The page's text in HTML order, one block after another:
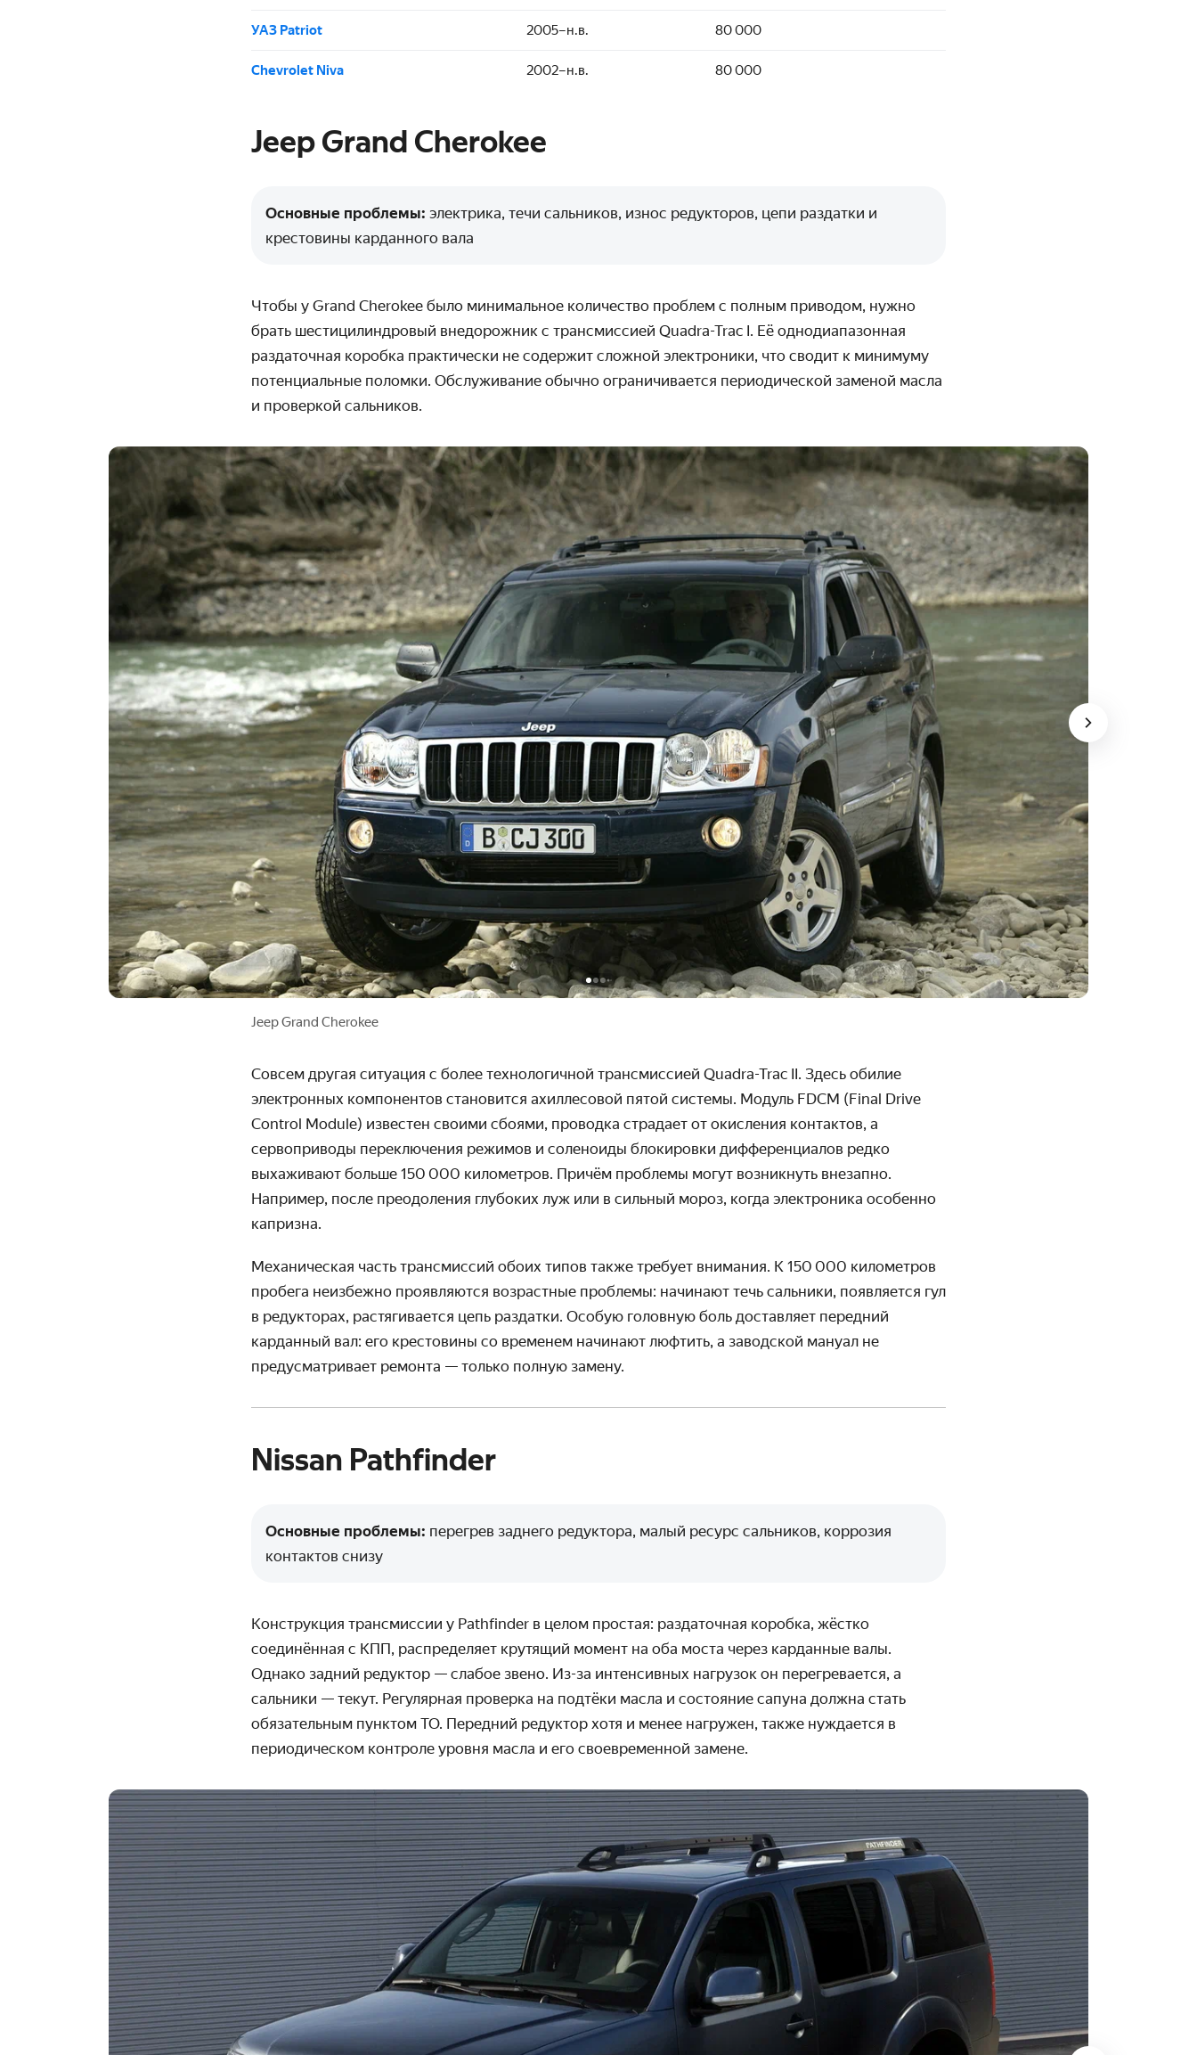
УАЗ Patriot 2005–н.в. 80 000
Chevrolet Niva 2002–н.в. 80 000
Jeep Grand Cherokee
Основные проблемы: электрика, течи сальников, износ редукторов, цепи раздатки и
крестовины карданного вала
Чтобы у Grand Cherokee было минимальное количество проблем с полным приводом, нужно
брать шестицилиндровый внедорожник с трансмиссией Quadra-Trac I. Её однодиапазонная
раздаточная коробка практически не содержит сложной электроники, что сводит к минимуму
потенциальные поломки. Обслуживание обычно ограничивается периодической заменой масла
и проверкой сальников.
Jeep Grand Cherokee
Совсем другая ситуация с более технологичной трансмиссией Quadra-Trac II. Здесь обилие
электронных компонентов становится ахиллесовой пятой системы. Модуль FDCM (Final Drive
Control Module) известен своими сбоями, проводка страдает от окисления контактов, а
сервоприводы переключения режимов и соленоиды блокировки дифференциалов редко
выхаживают больше 150 000 километров. Причём проблемы могут возникнуть внезапно.
Например, после преодоления глубоких луж или в сильный мороз, когда электроника особенно
капризна.
Механическая часть трансмиссий обоих типов также требует внимания. К 150 000 километров
пробега неизбежно проявляются возрастные проблемы: начинают течь сальники, появляется гул
в редукторах, растягивается цепь раздатки. Особую головную боль доставляет передний
карданный вал: его крестовины со временем начинают люфтить, а заводской мануал не
предусматривает ремонта — только полную замену.
Nissan Pathfinder
Основные проблемы: перегрев заднего редуктора, малый ресурс сальников, коррозия
контактов снизу
Конструкция трансмиссии у Pathfinder в целом простая: раздаточная коробка, жёстко
соединённая с КПП, распределяет крутящий момент на оба моста через карданные валы.
Однако задний редуктор — слабое звено. Из-за интенсивных нагрузок он перегревается, а
сальники — текут. Регулярная проверка на подтёки масла и состояние сапуна должна стать
обязательным пунктом ТО. Передний редуктор хотя и менее нагружен, также нуждается в
периодическом контроле уровня масла и его своевременной замене.